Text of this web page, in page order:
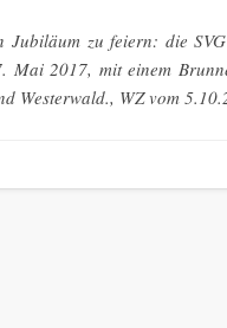
Jubiläum zu feiern: die
Mai 2017, mit einem
Westerwald., WZ vom